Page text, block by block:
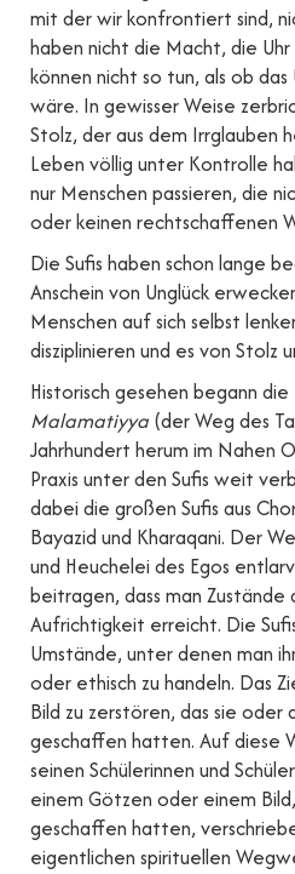
mit der wir konfrontiert sind,
haben nicht die Macht, die
können nicht so tun, als ob
wäre. In gewisser Weise
Stolz, der aus dem Irrglauben
Leben völlig unter Kontrolle
nur Menschen passieren, die
oder keinen rechtschaffenen
Die Sufis haben schon lange
Anschein von Unglück
Menschen auf sich selbst
disziplinieren und es von Stolz
Historisch gesehen begann
Malamatiyya (der Weg des
Jahrhundert herum im Nahen
Praxis unter den Sufis weit
dabei die großen Sufis aus
Bayazid und Kharaqani. Der
und Heuchelei des Egos
beitragen, dass man
Aufrichtigkeit erreicht. Die
Umstände, unter denen man
oder ethisch zu handeln. Das
Bild zu zerstören, das sie oder
geschaffen hatten. Auf diese
seinen Schülerinnen und
einem Götzen oder einem
geschaffen hatten,
eigentlichen spirituellen